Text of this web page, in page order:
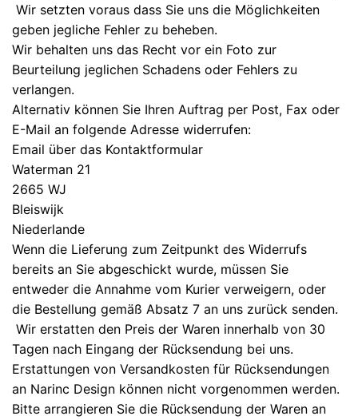
Wir setzten voraus dass Sie uns die Möglichkeiten
geben jegliche Fehler zu beheben.
Wir behalten uns das Recht vor ein Foto zur
Beurteilung jeglichen Schadens oder Fehlers zu
verlangen.
Alternativ können Sie Ihren Auftrag per Post, Fax oder
E-Mail an folgende Adresse widerrufen:
Email über das Kontaktformular
Waterman 21
2665 WJ
Bleiswijk
Niederlande
Wenn die Lieferung zum Zeitpunkt des Widerrufs
bereits an Sie abgeschickt wurde, müssen Sie
entweder die Annahme vom Kurier verweigern, oder
die Bestellung gemäß Absatz 7 an uns zurück senden.
Wir erstatten den Preis der Waren innerhalb von 30
Tagen nach Eingang der Rücksendung bei uns.
Erstattungen von Versandkosten für Rücksendungen
an Narinc Design können nicht vorgenommen werden.
Bitte arrangieren Sie die Rücksendung der Waren an